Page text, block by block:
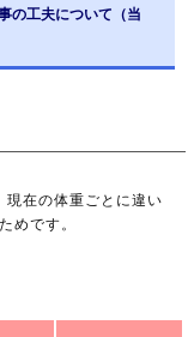
の工夫について（当
在の体重ごとに違い
めです。